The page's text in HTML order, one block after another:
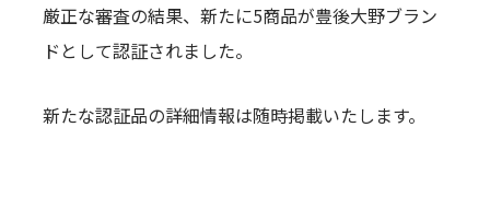
厳正な審査の結果、新たに5商品が豊後大野ブラン
ドとして認証されました。
新たな認証品の詳細情報は随時掲載いたします。